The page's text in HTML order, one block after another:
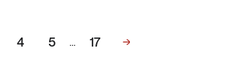
4 5 … 17